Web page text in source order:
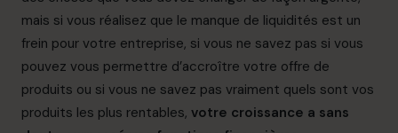
mais si vous réalisez que le manque de liquidités est un
frein pour votre entreprise, si vous ne savez pas si vous
pouvez vous permettre d’accroître votre offre de
produits ou si vous ne savez pas vraiment quels sont vos
produits les plus rentables, votre croissance a sans